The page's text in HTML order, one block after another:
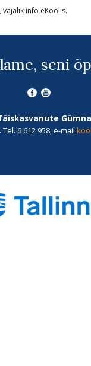
info eKoolis.
seni
6 612 958, e-mail